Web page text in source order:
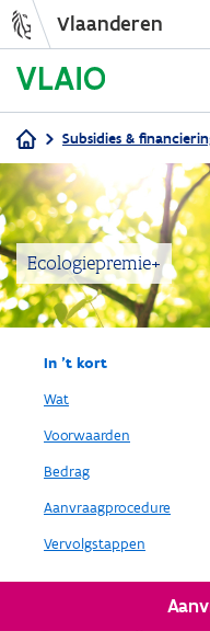
Vlaanderen
Kruimelpad
Subsidies &
Ecologiepremie+
In 't kort
Wat
Voorwaarden
Bedrag
Aanvraagprocedure
Vervolgstappen
Vanaf 1 januari